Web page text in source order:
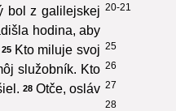
20-21
bol z galilejskej
hodina, aby
25 25
Kto miluje svoj
26
služobník. Kto
27
28
28
Otče, osláv